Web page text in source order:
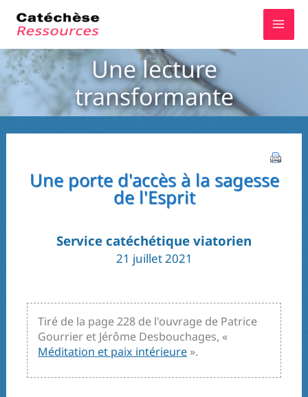
Une lecture
transformante
Une porte d'accès à la sagesse
de l'Esprit
Service catéchétique viatorien
21 juillet 2021
Tiré de la page 228 de l'ouvrage de Patrice
Gourrier et Jérôme Desbouchages, «
Méditation et paix intérieure ».